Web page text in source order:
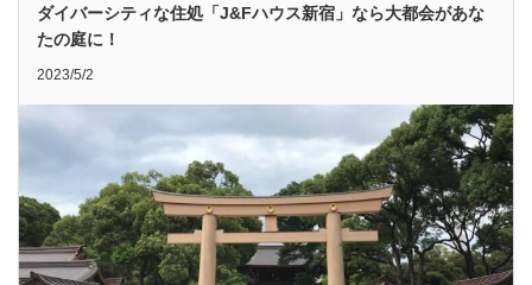
ダイバーシティな住処「J&Fハウス新宿」なら大都会があな
たの庭に！
2023/5/2